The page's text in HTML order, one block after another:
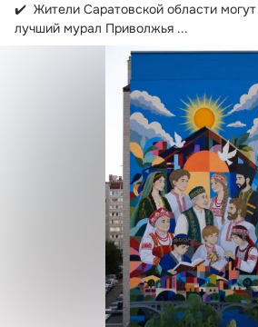
✔️  Жители Саратовской области могут
лучший мурал Приволжья ...